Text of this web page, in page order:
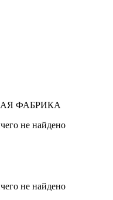
ФАБРИКА
не найдено
не найдено